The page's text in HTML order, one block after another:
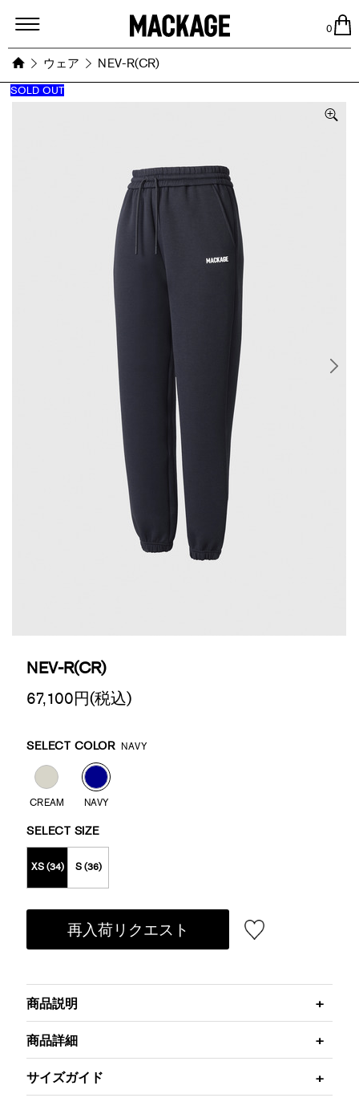
MACKAGE
0
ウェア NEV-R(CR)
SOLD OUT
NEV-R(CR)
67,100円(税込)
Variations
SELECT COLOR NAVY
CREAM NAVY
SELECT SIZE
XS (34) S (36)
再入荷リクエスト
商品説明
商品詳細
サイズガイド